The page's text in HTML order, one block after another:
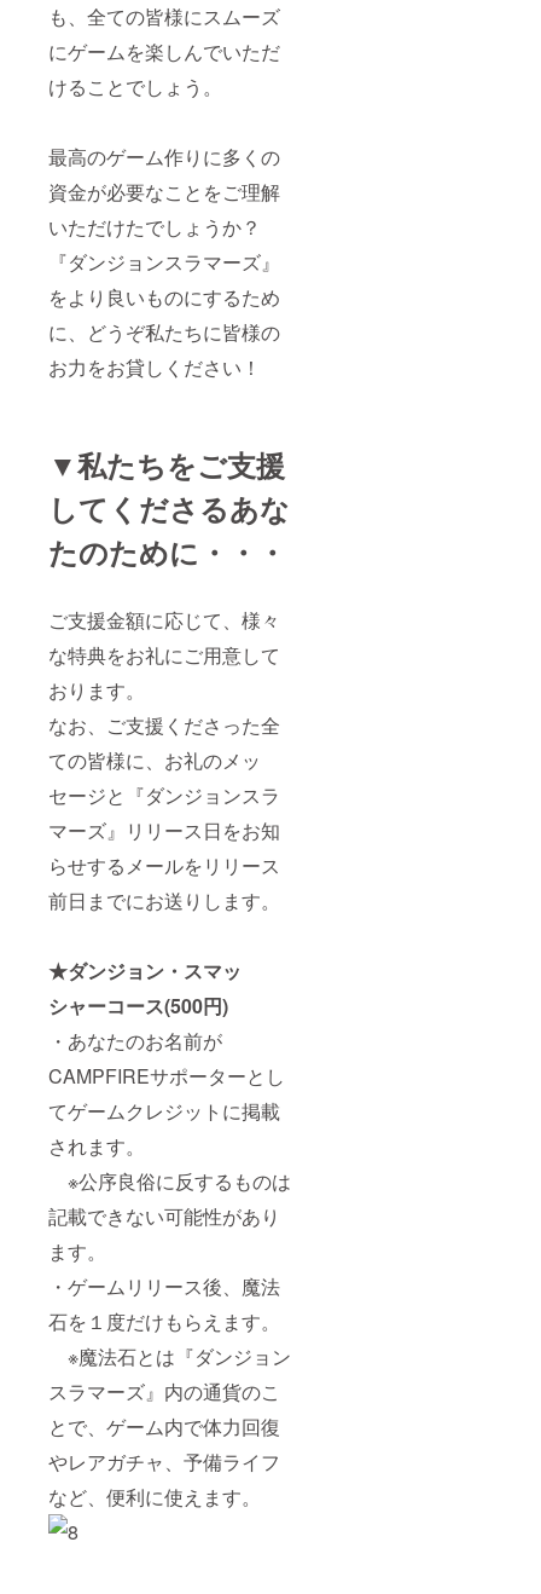
も、全ての皆様にスムーズ
にゲームを楽しんでいただ
けることでしょう。
最高のゲーム作りに多くの
資金が必要なことをご理解
いただけたでしょうか？
『ダンジョンスラマーズ』
をより良いものにするため
に、どうぞ私たちに皆様の
お力をお貸しください！
▼私たちをご支援
してくださるあな
たのために・・・
ご支援金額に応じて、様々
な特典をお礼にご用意して
おります。
なお、ご支援くださった全
ての皆様に、お礼のメッ
セージと『ダンジョンスラ
マーズ』リリース日をお知
らせするメールをリリース
前日までにお送りします。
★ダンジョン・スマッ
シャーコース(500円)
・あなたのお名前が
CAMPFIREサポーターとし
てゲームクレジットに掲載
されます。
※公序良俗に反するものは
記載できない可能性があり
ます。
・ゲームリリース後、魔法
石を１度だけもらえます。
※魔法石とは『ダンジョン
スラマーズ』内の通貨のこ
とで、ゲーム内で体力回復
やレアガチャ、予備ライフ
など、便利に使えます。